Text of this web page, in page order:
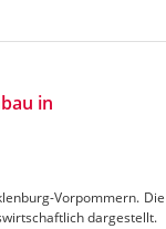
in
Vorpommern. Die
dargestellt.